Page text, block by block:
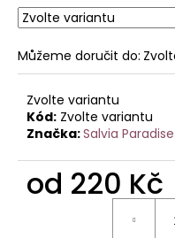
Můžeme doručit do:
Zvolte variantu
Kód: Zvolte variantu
Značka:Salvia Paradise
od 220 Kč
o
p
o
r
u